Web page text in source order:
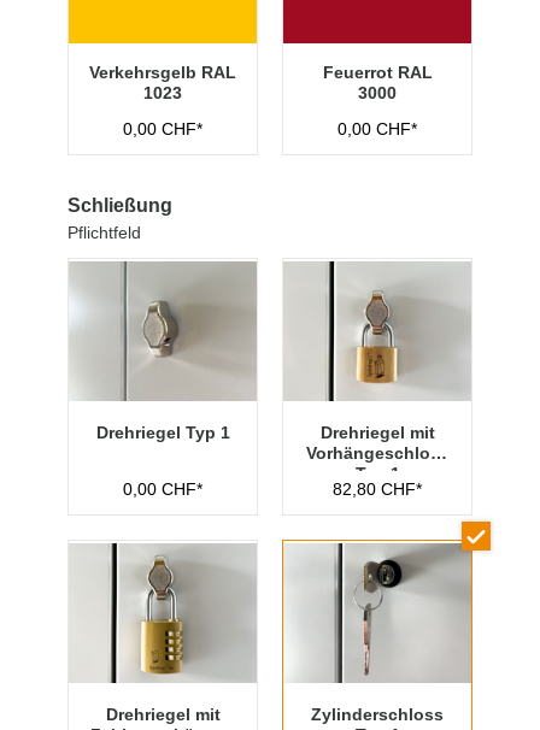
Verkehrsgelb RAL
1023
0,00 CHF*
Feuerrot RAL
3000
0,00 CHF*
Schließung
Pflichtfeld
Drehriegel Typ 1
0,00 CHF*
Drehriegel mit
Vorhängeschloss
Typ 1
82,80 CHF*
Drehriegel mit
Zylinderschloss